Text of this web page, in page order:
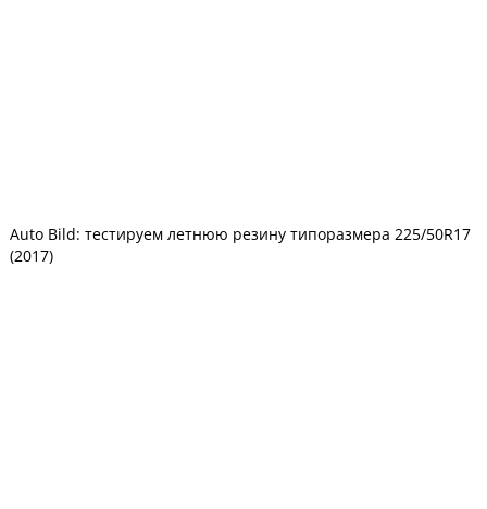
Auto Bild: тестируем летнюю резину типоразмера 225/50R17
(2017)